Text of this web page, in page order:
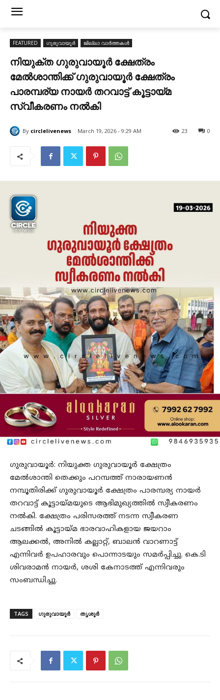
FEATURED ഗുരുവായൂർ ജില്ലാ വാർത്തകൾ
നിയുക്ത ഗുരുവായൂർ ക്ഷേത്രം
മേൽശാന്തിക്ക് ഗുരുവായൂർ ക്ഷേത്രം
പാരമ്പര്യ നായർ തറവാട്ട് കൂട്ടായ്മ
സ്വീകരണം നൽകി
By circlelivenews March 19, 2026 - 9:29 AM 0
23
ഗുരുവായൂർ: നിയുക്ത ഗുരുവായൂർ ക്ഷേത്രം
മേൽശാന്തി തെക്കും പറമ്പത്ത് നാരായണൻ
നമ്പൂതിരിക്ക് ഗുരുവായൂർ ക്ഷേത്രം പാരമ്പര്യ നായർ
തറവാട്ട് കൂട്ടായ്മയുടെ ആഭിമുഖ്യത്തിൽ സ്വീകരണം
നൽകി. ക്ഷേത്രം പരിസരത്ത് നടന്ന സ്വീകരണ
ചടങ്ങിൽ കൂട്ടായ്മ ഭാരവാഹികളായ ജയറാം
ആലക്കൽ, അനിൽ കല്ലാറ്റ്, ബാലൻ വാറണാട്ട്
എന്നിവർ ഉപഹാരവും പൊന്നാടയും സമർപ്പിച്ചു. കെ.ടി
ശിവരാമൻ നായർ, ശശി കേനാടത്ത് എന്നിവരും
സംബന്ധിച്ചു.
TAGS ഗുരുവായൂർ തൃശൂർ